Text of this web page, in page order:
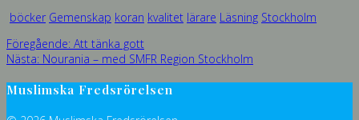
böcker Gemenskap koran kvalitet lärare Läsning Stockholm
Inläggsnavigering
Föregående: Föregående
inlägg:
Att tänka gott
Nästa: Nästa
Nourania – med SMFR Region Stockholm
Muslimska Fredsrörelsen